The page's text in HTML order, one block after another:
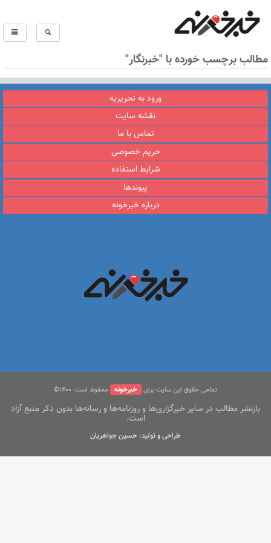
مطالب برچسب خورده با "خبرنگار"
ورود به تحریریه
نقشه سایت
تماس با ما
حریم خصوصی
شرایط استفاده
پیوندها
درباره خبرخونه
تمامی حقوق این سایت برای خبرخونه محفوظ است. ۱400©
بازنشر مطالب در سایر خبرگزاری‌ها و روزنامه‌ها و رسانه‌ها بدون ذکر منبع آزاد
است.
طراحی و تولید: حسین جواهریان